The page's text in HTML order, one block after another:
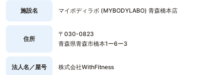
施設名 マイボディラボ (MYBODYLABO) 青森橋本店
住所
〒030-0823
青森県青森市橋本1ー6ー3
法人名／屋号 株式会社WithFitness